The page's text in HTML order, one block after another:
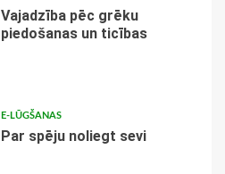
Vajadzība pēc grēku
piedošanas un ticības
E-LŪGŠANAS
Par spēju noliegt sevi